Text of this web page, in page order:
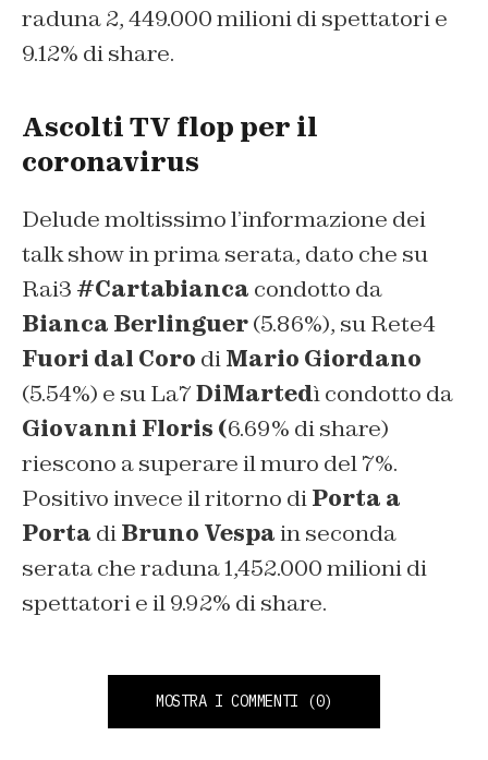
raduna 2, 449.000 milioni di spettatori e
9.12% di share.
Ascolti TV flop per il
coronavirus
Delude moltissimo l’informazione dei
talk show in prima serata, dato che su
Rai3 #Cartabianca condotto da
Bianca Berlinguer(5.86%), su Rete4
Fuori dal Coro diMario Giordano
(5.54%) e su La7DiMartedì condotto da
Giovanni Floris (6.69% di share)
riescono a superare il muro del 7%.
Positivo invece il ritorno diPorta a
Porta diBruno Vespain seconda
serata che raduna 1,452.000 milioni di
spettatori e il 9.92% di share.
MOSTRA I COMMENTI (0)